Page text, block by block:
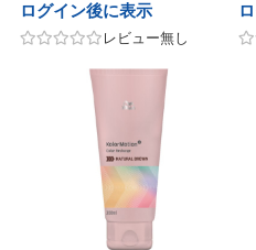
ログイン後に表示
レビュー無し